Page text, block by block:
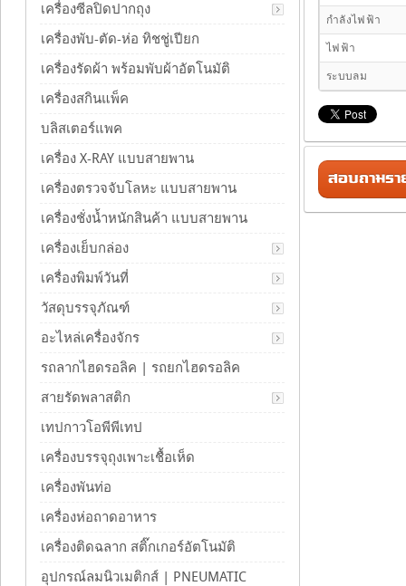
กำลังไฟฟ้า
ไฟฟ้า
ระบบลม
สอบถามรา
เครื่องซีลปิดปากถุง
เครื่องพับ-ตัด-ห่อ ทิชชู่เปียก
เครื่องรัดผ้า พร้อมพับผ้าอัตโนมัติ
เครื่องสกินแพ็ค
บลิสเตอร์แพค
เครื่อง X-RAY แบบสายพาน
เครื่องตรวจจับโลหะ แบบสายพาน
เครื่องชั่งน้ำหนักสินค้า แบบสายพาน
เครื่องเย็บกล่อง
เครื่องพิมพ์วันที่
วัสดุบรรจุภัณฑ์
อะไหล่เครื่องจักร
รถลากไฮดรอลิค | รถยกไฮดรอลิค
สายรัดพลาสติก
เทปกาวโอพีพีเทป
เครื่องบรรจุถุงเพาะเชื้อเห็ด
เครื่องพันท่อ
เครื่องห่อถาดอาหาร
เครื่องติดฉลาก สติ๊กเกอร์อัตโนมัติ
อุปกรณ์ลมนิวเมติกส์ | PNEUMATIC